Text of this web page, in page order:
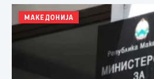
МАКЕДОНИЈА